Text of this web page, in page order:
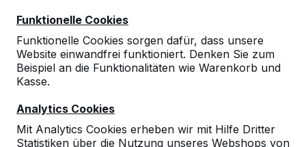
Funktionelle Cookies
Funktionelle Cookies sorgen dafür, dass unsere
Website einwandfrei funktioniert. Denken Sie zum
Beispiel an die Funktionalitäten wie Warenkorb und
Kasse.
Analytics Cookies
Mit Analytics Cookies erheben wir mit Hilfe Dritter
Statistiken über die Nutzung unseres Webshops von